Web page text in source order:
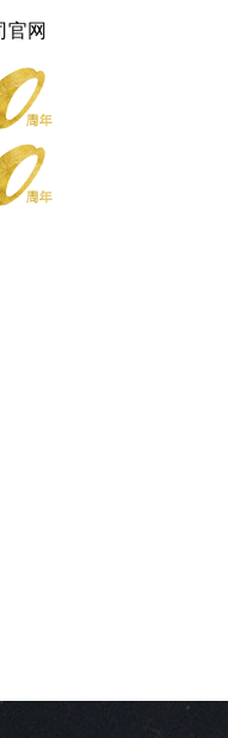
官网